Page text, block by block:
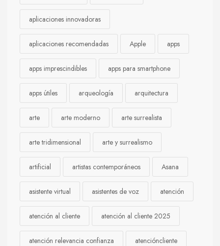
aplicaciones innovadoras
aplicaciones recomendadas Apple apps
apps imprescindibles apps para smartphone
apps útiles arqueología arquitectura
arte arte moderno arte surrealista
arte tridimensional arte y surrealismo
artificial artistas contemporáneos Asana
asistente virtual asistentes de voz atención
atención al cliente atención al cliente 2025
atención relevancia confianza atencióncliente